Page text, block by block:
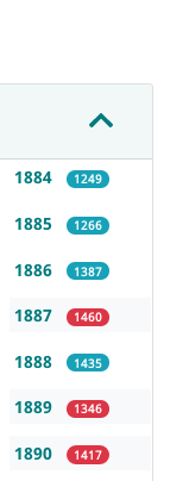
1884 1249
1885 1266
1886 1387
1887 1460
1888 1435
1889 1346
1890 1417